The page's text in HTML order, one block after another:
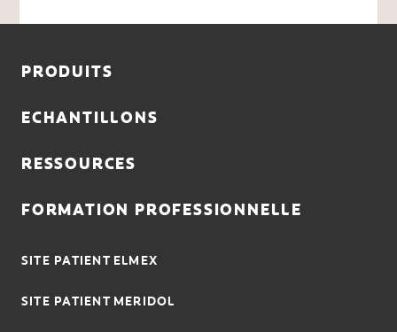
PRODUITS
ECHANTILLONS
RESSOURCES
FORMATION PROFESSIONNELLE
SITE PATIENT ELMEX
SITE PATIENT MERIDOL